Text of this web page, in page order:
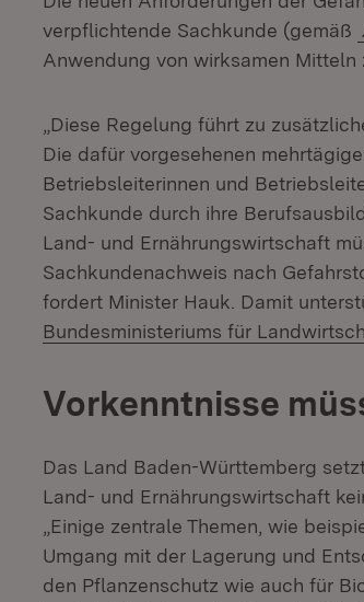
verpflichtende Sachkunde (gemäß
Anwendung von wirksamen Mitteln
„Diese Regelung führt zu
Die dafür vorgesehenen
Betriebsleiterinnen und
Sachkunde durch ihre
Land- und Ernährungswirtschaft
Sachkundenachweis nach
fordert Minister Hauk. Damit
Bundesministeriums für
Vorkenntnisse
Das Land Baden-Württemberg
Land- und Ernährungswirtschaft
„Einige zentrale Themen, wie
Umgang mit der Lagerung und
den Pflanzenschutz wie auch für